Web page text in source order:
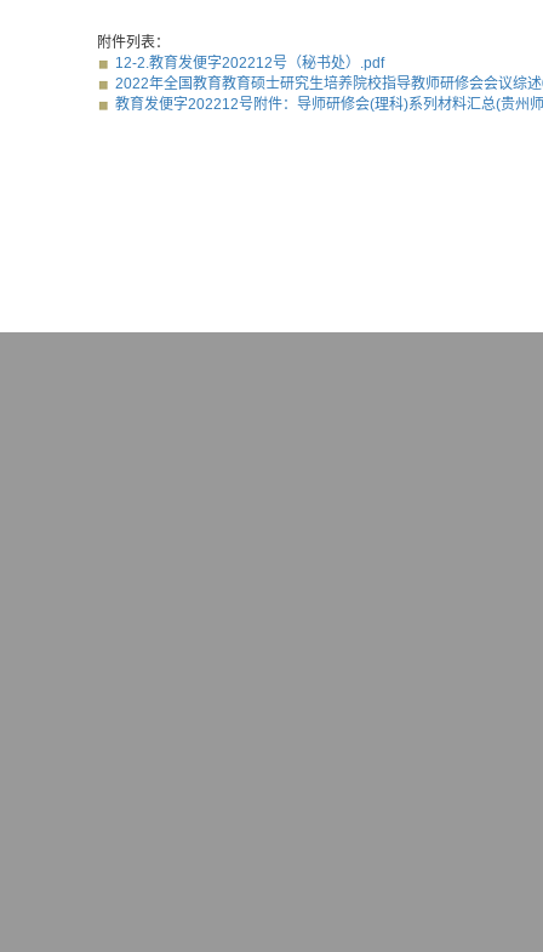
附件列表：
12-2.教育发便字202212号（秘书处）.pdf
2022年全国教育教育硕士研究生培养院校指导教师研修会会议综
教育发便字202212号附件：导师研修会(理科)系列材料汇总(贵州